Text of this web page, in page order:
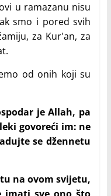
u ramazanu nisu
smo i pored svih
za Kur'an, za
od onih koji su
je Allah, pa
govoreći im: ne
se džennetu
na ovom svijetu,